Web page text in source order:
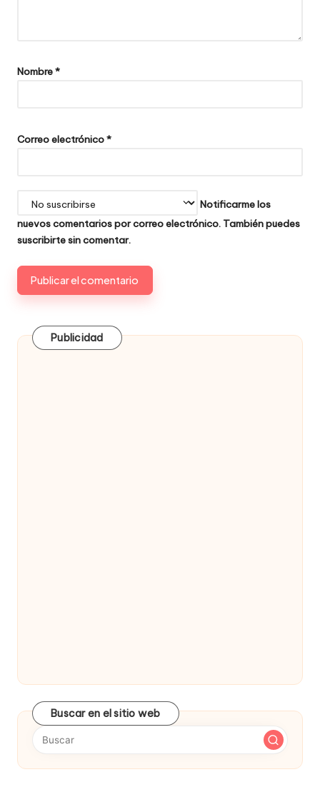
Nombre*
Correo electrónico*
Notificarme los
nuevos comentarios por correo electrónico. También puedes
suscribirtesin comentar.
Publicidad
Buscar en el sitio web